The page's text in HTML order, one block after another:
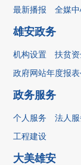
最新播报 全媒
雄安政务
机构设置 扶贫
政府网站年度报
政务服务
个人服务 法人
工程建设
大美雄安